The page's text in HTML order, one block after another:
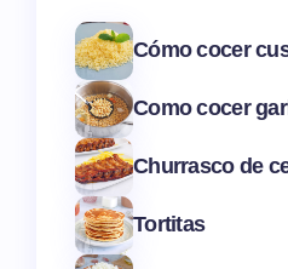
Cómo cocer
Como cocer
Churrasco de
Tortitas